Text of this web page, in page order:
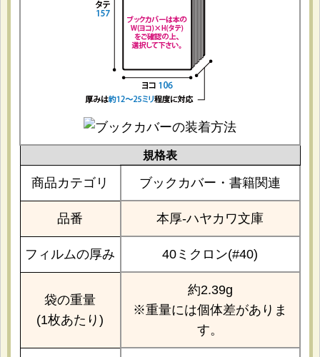
規格表
商品カテゴリ ブックカバー・書籍関連
品番 本厚-ハヤカワ文庫
フィルムの厚み 40ミクロン(#40)
袋の重量
(1枚あたり)
約2.39g
※重量には個体差がありま
す。